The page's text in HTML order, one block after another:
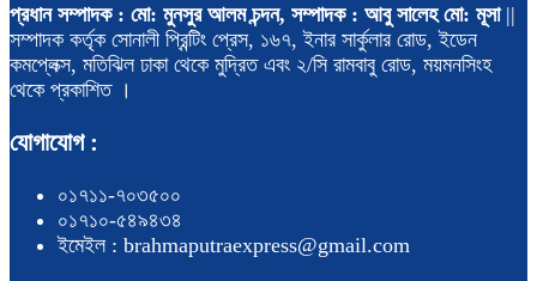
প্রধান সম্পাদক : মো: মুনসুর আলম চন্দন, সম্পাদক : আবু সালেহ মো: মূসা||
সম্পাদক কর্তৃক সোনালী প্রিন্টিং প্রেস, ১৬৭, ইনার সার্কুলার রোড, ইডেন
কমপ্লেক্স, মতিঝিল ঢাকা থেকে মুদ্রিত এবং ২/সি রামবাবু রোড, ময়মনসিংহ
থেকে প্রকাশিত ।
যোগাযোগ :
০১৭১১-৭০৩৫০০
০১৭১০-৫৪৯৪৩৪
ইমেইল : brahmaputraexpress@gmail.com